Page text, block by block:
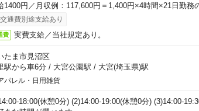
1400円／月収例：117,600円＝1,400円×4時間×21日勤務
交通費別途支給あり
費 実費支給／当社規定あり。
たま市見沼区
駅から車6分/ 大宮公園駅 / 大宮(埼玉県)駅
パレル・日用雑貨
18:00(休憩0分) (2)14:00-19:00(休憩0分) (3)14:00-